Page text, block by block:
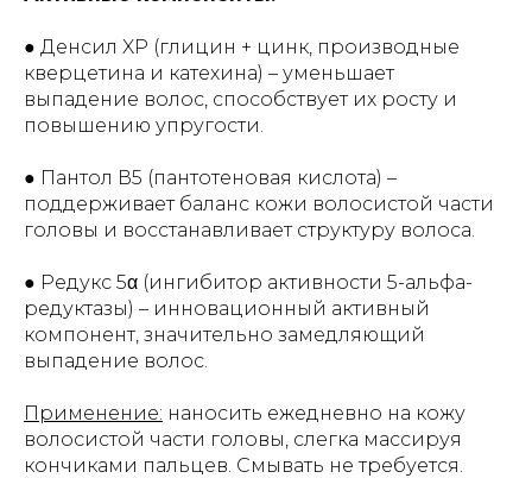
● Денсил XP (глицин + цинк, производные
кверцетина и катехина) – уменьшает
выпадение волос, способствует их росту и
повышению упругости.
● Пантол В5 (пантотеновая кислота) –
поддерживает баланс кожи волосистой части
головы и восстанавливает структуру волоса.
● Редукс 5α (ингибитор активности 5-альфа-
редуктазы) – инновационный активный
компонент, значительно замедляющий
выпадение волос.
Применение: наносить ежедневно на кожу
волосистой части головы, слегка массируя
кончиками пальцев. Смывать не требуется.